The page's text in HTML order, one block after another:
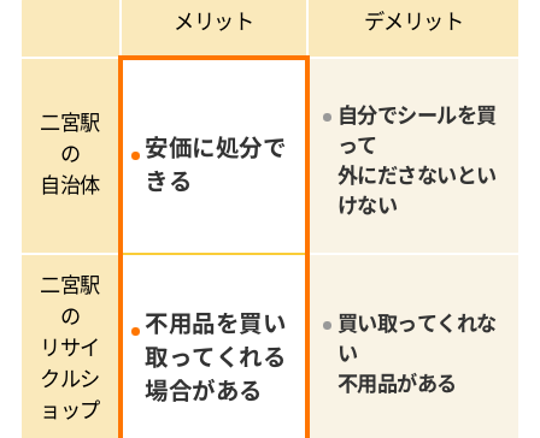
メリット デメリット
二宮駅
の
自治体
安価に処分で
きる
自分でシールを買
って
外にださないとい
けない
二宮駅
の
リサイ
クルシ
ョップ
不用品を買い
取ってくれる
場合がある
買い取ってくれな
い
不用品がある